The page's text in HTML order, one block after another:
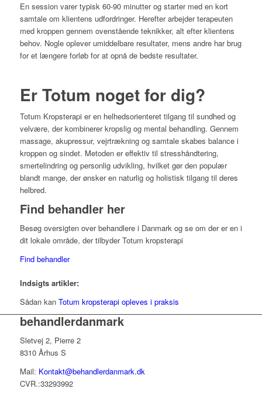
En session varer typisk 60-90 minutter og starter med en kort
samtale om klientens udfordringer. Herefter arbejder terapeuten
med kroppen gennem ovenstående teknikker, alt efter klientens
behov. Nogle oplever umiddelbare resultater, mens andre har brug
for et længere forløb for at opnå de bedste resultater.
Er Totum noget for dig?
Totum Kropsterapi er en helhedsorienteret tilgang til sundhed og
velvære, der kombinerer kropslig og mental behandling. Gennem
massage, akupressur, vejrtrækning og samtale skabes balance i
kroppen og sindet. Metoden er effektiv til stresshåndtering,
smertelindring og personlig udvikling, hvilket gør den populær
blandt mange, der ønsker en naturlig og holistisk tilgang til deres
helbred.
Find behandler her
Besøg oversigten over behandlere i Danmark og se om der er en i
dit lokale område, der tilbyder Totum kropsterapi
Find behandler
Indsigts artikler:
Sådan kan Totum kropsterapi opleves i praksis
behandlerdanmark
Sletvej 2, Pierre 2
8310 Århus S
Mail: Kontakt@behandlerdanmark.dk
CVR.:33293992